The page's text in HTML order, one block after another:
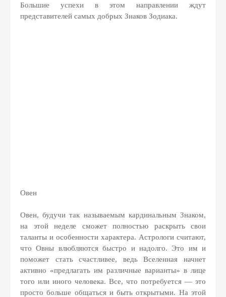
Большие успехи в этом направлении ждут
представителей самых добрых Знаков Зодиака.
Овен
Овен, будучи так называемым кардинальным Знаком,
на этой неделе сможет полностью раскрыть свои
таланты и особенности характера. Астрологи считают,
что Овны влюбляются быстро и надолго. Это им и
поможет стать счастливее, ведь Вселенная начнет
активно «предлагать им различные варианты» в лице
того или иного человека. Все, что потребуется — это
просто больше общаться и быть открытыми. На этой